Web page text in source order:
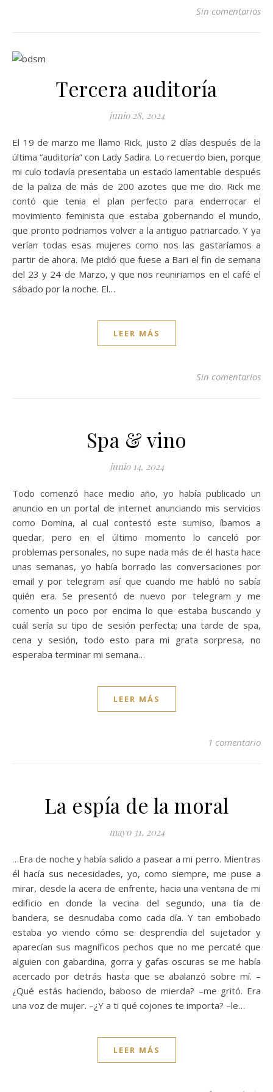
Sin comentarios
Tercera auditoría
junio 28, 2024
El 19 de marzo me llamo Rick, justo 2 días después de la
última “auditoría” con Lady Sadira. Lo recuerdo bien, porque
mi culo todavía presentaba un estado lamentable después
de la paliza de más de 200 azotes que me dio. Rick me
contó que tenia el plan perfecto para enderrocar el
movimiento feminista que estaba gobernando el mundo,
que pronto podriamos volver a la antiguo patriarcado. Y ya
verían todas esas mujeres como nos las gastaríamos a
partir de ahora. Me pidió que fuese a Bari el fin de semana
del 23 y 24 de Marzo, y que nos reuniriamos en el café el
sábado por la noche. El…
LEER MÁS
Sin comentarios
Spa & vino
junio 14, 2024
Todo comenzó hace medio año, yo había publicado un
anuncio en un portal de internet anunciando mis servicios
como Domina, al cual contestó este sumiso, íbamos a
quedar, pero en el último momento lo canceló por
problemas personales, no supe nada más de él hasta hace
unas semanas, yo había borrado las conversaciones por
email y por telegram así que cuando me habló no sabía
quién era. Se presentó de nuevo por telegram y me
comento un poco por encima lo que estaba buscando y
cuál sería su tipo de sesión perfecta; una tarde de spa,
cena y sesión, todo esto para mi grata sorpresa, no
esperaba terminar mi semana…
LEER MÁS
1 comentario
La espía de la moral
mayo 31, 2024
…Era de noche y había salido a pasear a mi perro. Mientras
él hacía sus necesidades, yo, como siempre, me puse a
mirar, desde la acera de enfrente, hacia una ventana de mi
edificio en donde la vecina del segundo, una tía de
bandera, se desnudaba como cada día. Y tan embobado
estaba yo viendo cómo se desprendía del sujetador y
aparecían sus magníficos pechos que no me percaté que
alguien con gabardina, gorra y gafas oscuras se me había
acercado por detrás hasta que se abalanzó sobre mí. –
¿Qué estás haciendo, baboso de mierda? –me gritó. Era
una voz de mujer. –¿Y a ti qué cojones te importa? –le…
LEER MÁS